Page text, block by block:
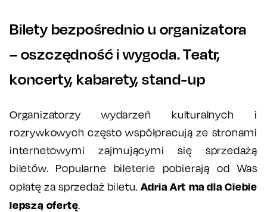
Bilety bezpośrednio u organizatora
– oszczędność i wygoda. Teatr,
koncerty, kabarety, stand-up
Organizatorzy wydarzeń kulturalnych i
rozrywkowych często współpracują ze stronami
internetowymi zajmującymi się sprzedażą
biletów. Popularne bileterie pobierają od Was
opłatę za sprzedaż biletu. Adria Art ma dla Ciebie
lepszą ofertę.